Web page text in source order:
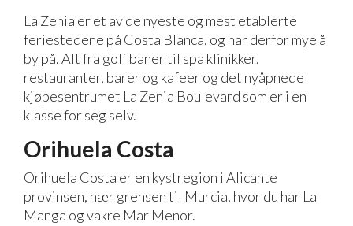
La Zenia er et av de nyeste og mest etablerte
feriestedene på Costa Blanca, og har derfor mye å
by på. Alt fra golf baner til spa klinikker,
restauranter, barer og kafeer og det nyåpnede
kjøpesentrumet La Zenia Boulevard som er i en
klasse for seg selv.
Orihuela Costa
Orihuela Costa er en kystregion i Alicante
provinsen, nær grensen til Murcia, hvor du har La
Manga og vakre Mar Menor.